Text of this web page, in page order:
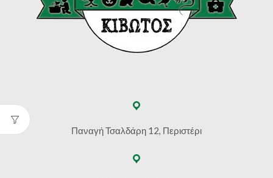
Παναγή Τσαλδάρη 12, Περιστέρι